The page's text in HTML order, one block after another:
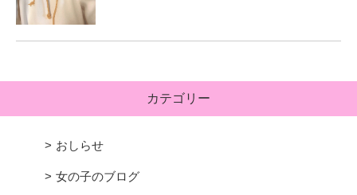
カテゴリー
おしらせ
女の子のブログ